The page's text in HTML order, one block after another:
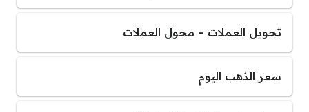
تحويل العملات – محول العملات
سعر الذهب اليوم